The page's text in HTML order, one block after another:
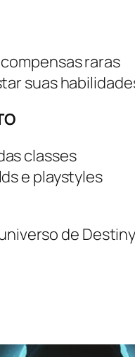
raras
suas
classes
e playstyles
de